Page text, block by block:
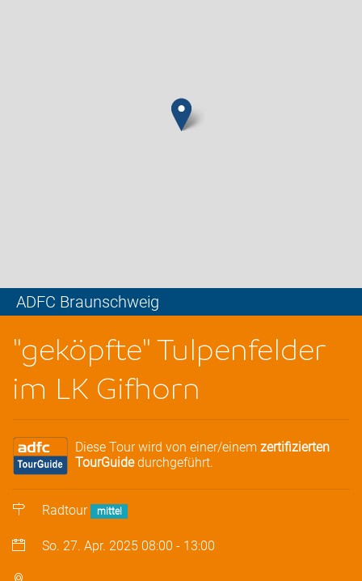
ADFC Braunschweig
"geköpfte" Tulpenfelder
im LK Gifhorn
Diese Tour wird von einer/einem zertifizierten
TourGuidedurchgeführt.
Radtour mittel
So. 27. Apr. 2025 08:00 - 13:00